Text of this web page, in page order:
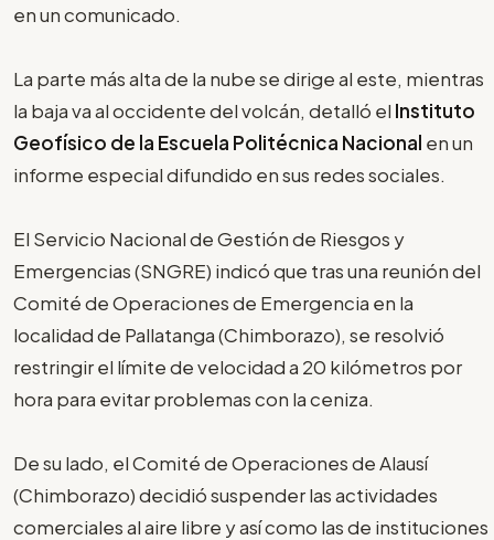
en un comunicado.
La parte más alta de la nube se dirige al este, mientras
la baja va al occidente del volcán, detalló el Instituto
Geofísico de la Escuela Politécnica Nacional en un
informe especial difundido en sus redes sociales.
El Servicio Nacional de Gestión de Riesgos y
Emergencias (SNGRE) indicó que tras una reunión del
Comité de Operaciones de Emergencia en la
localidad de Pallatanga (Chimborazo), se resolvió
restringir el límite de velocidad a 20 kilómetros por
hora para evitar problemas con la ceniza.
De su lado, el Comité de Operaciones de Alausí
(Chimborazo) decidió suspender las actividades
comerciales al aire libre y así como las de instituciones